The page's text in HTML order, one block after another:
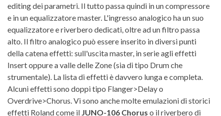
editing dei parametri. Il tutto passa quindi in un compressore
e in un equalizzatore master. L'ingresso analogico ha un suo
equalizzatore e riverbero dedicati, oltre ad un filtro passa
alto. Il filtro analogico può essere inserito in diversi punti
della catena effetti: sull'uscita master, in serie agli effetti
Insert oppure a valle delle Zone (sia di tipo Drum che
strumentale). La lista di effetti è davvero lunga e completa.
Alcuni effetti sono doppi tipo Flanger>Delay o
Overdrive>Chorus. Vi sono anche molte emulazioni di storici
effetti Roland come il JUNO-106 Chorus o il riverbero di